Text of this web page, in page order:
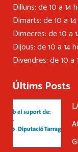
Dilluns: de 10 a 14
Dimarts: de 10 a
Dimecres: de 10 a
Dijous: de 10 a 14
Divendres: de 10 a
Últims Posts